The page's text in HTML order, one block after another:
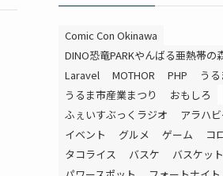
Comic Con Okinawa
DINO恐竜PARKやんばる亜熱帯の
Laravel
MOTHOR PHP
う
うるま市産業まつり
おもしろ
ふぇいすぶっくラジオ
アラハ
イベント
グルメ ゲーム コ
タコライス
バスケ
バスケッ